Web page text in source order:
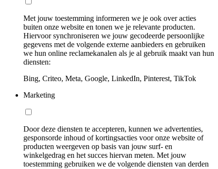
Met jouw toestemming informeren we je ook over acties
buiten onze website en tonen we je relevante producten.
Hiervoor synchroniseren we jouw gecodeerde persoonlijke
gegevens met de volgende externe aanbieders en gebruiken
we hun online reclamekanalen als je al gebruik maakt van hun
diensten:
Bing, Criteo, Meta, Google, LinkedIn, Pinterest, TikTok
Marketing
Door deze diensten te accepteren, kunnen we advertenties,
gesponsorde inhoud of kortingsacties voor onze website of
producten weergeven op basis van jouw surf- en
winkelgedrag en het succes hiervan meten. Met jouw
toestemming gebruiken we de volgende diensten van derden